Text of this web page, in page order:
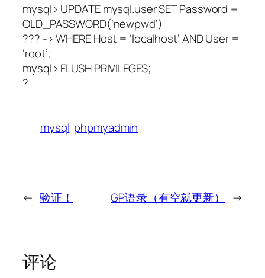
mysql> UPDATE mysql.user SET Password =
OLD_PASSWORD(‘newpwd’)
??? -> WHERE Host = ‘localhost’ AND User =
‘root’;
mysql> FLUSH PRIVILEGES;
?
mysql phpmyadmin
← 验证！ GP语录（有空就更新） →
评论